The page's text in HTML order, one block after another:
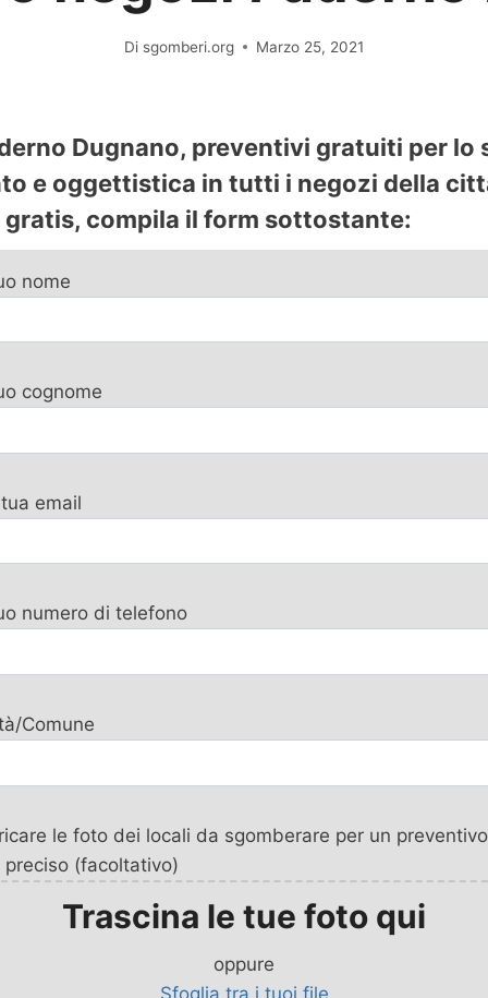
Di sgomberi.org Marzo 25, 2021
Dugnano, preventivi gratuiti per
e oggettistica in tutti i negozi della
compila il form sottostante:
nome
cognome
email
numero di telefono
Comune
le foto dei locali da sgomberare per un preventivo
preciso (facoltativo)
Trascina le tue foto qui
oppure
Sfoglia tra i tuoi file